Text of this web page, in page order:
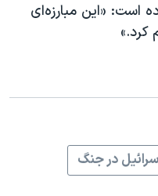
است: «این مبارزه‌ای
کرد.»
در جنگ